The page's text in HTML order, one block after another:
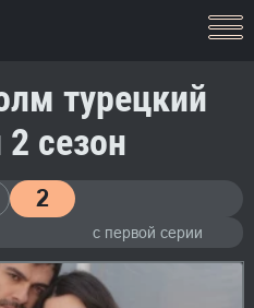
турецкий
сезон
с первой серии
2